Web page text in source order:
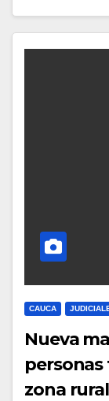
CAUCA
Nueva
personas
zona